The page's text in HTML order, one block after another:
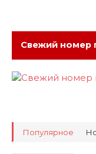
Свежий номер
Популярное